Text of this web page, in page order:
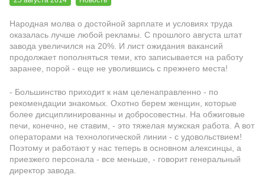
Народная молва о достойной зарплате и условиях труда
оказалась лучше любой рекламы. С прошлого августа штат
завода увеличился на 20%. И лист ожидания вакансий
продолжает пополняться теми, кто записывается на работу
заранее, порой - еще не уволившись с прежнего места!
- Большинство приходит к нам целенаправленно - по
рекомендации знакомых. Охотно берем женщин, которые
более дисциплинированны и добросовестны. На обжиговые
печи, конечно, не ставим, - это тяжелая мужская работа. А вот
операторами на технологической линии - с удовольствием!
Поэтому и работают у нас теперь в основном алексинцы, а
приезжего персонала - все меньше, - говорит генеральный
директор завода.